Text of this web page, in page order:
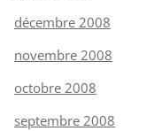
décembre 2008
novembre 2008
octobre 2008
septembre 2008